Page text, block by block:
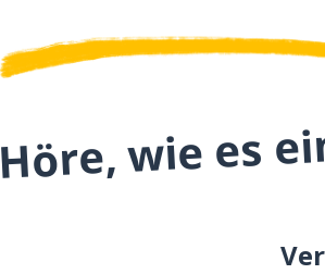
Höre, wie es